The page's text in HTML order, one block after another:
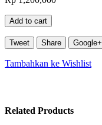
Add to cart
Tweet Share Google+
Tambahkan ke Wishlist
Related Products